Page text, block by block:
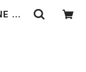
ST